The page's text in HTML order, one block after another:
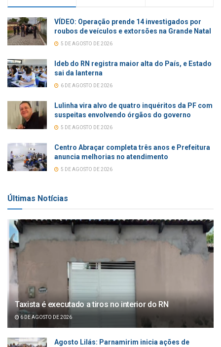
VÍDEO: Operação prende 14 investigados por
roubos de veículos e extorsões na Grande Natal
5 DE AGOSTO DE 2026
Ideb do RN registra maior alta do País, e Estado
sai da lanterna
6 DE AGOSTO DE 2026
Lulinha vira alvo de quatro inquéritos da PF com
suspeitas envolvendo órgãos do governo
5 DE AGOSTO DE 2026
Centro Abraçar completa três anos e Prefeitura
anuncia melhorias no atendimento
5 DE AGOSTO DE 2026
Últimas Notícias
Taxista é executado a tiros no interior do RN
6 DE AGOSTO DE 2026
Agosto Lilás: Parnamirim inicia ações de